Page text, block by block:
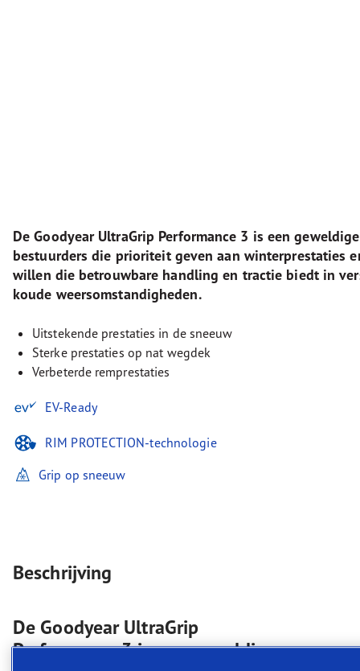
De Goodyear UltraGrip Performance 3 is een
bestuurders die prioriteit geven aan winterprestaties
willen die betrouwbare handling en tractie biedt in
koude weersomstandigheden.
Uitstekende prestaties in de sneeuw
Sterke prestaties op nat wegdek
Verbeterde remprestaties
EV-Ready
RIM PROTECTION-technologie
Grip op sneeuw
Beschrijving
De Goodyear UltraGrip
Performance 3 is een geweldige